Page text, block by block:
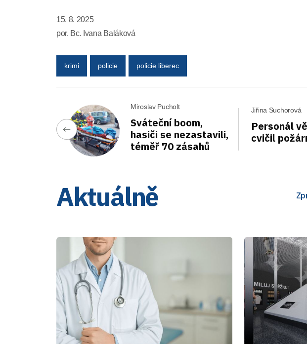
15. 8. 2025
por. Bc. Ivana Baláková
krimi policie policie liberec
Miroslav Pucholt
Sváteční boom,
hasiči se nezastavili,
téměř 70 zásahů
Jiřina Suchorová
Personál
cvičil
Aktuálně